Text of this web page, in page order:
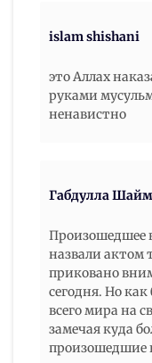
islam shishani
это Аллах
руками
ненавистно
Габдулла
Произошедшее
назвали актом
приковано
сегодня. Но
всего мира на
замечая куда
произошедшие